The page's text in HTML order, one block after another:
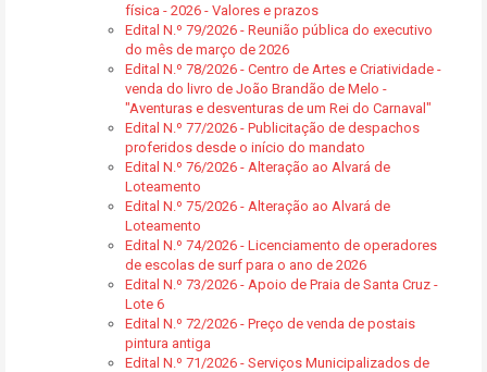
física - 2026 - Valores e prazos
Edital N.º 79/2026 - Reunião pública do executivo
do mês de março de 2026
Edital N.º 78/2026 - Centro de Artes e Criatividade -
venda do livro de João Brandão de Melo -
"Aventuras e desventuras de um Rei do Carnaval"
Edital N.º 77/2026 - Publicitação de despachos
proferidos desde o início do mandato
Edital N.º 76/2026 - Alteração ao Alvará de
Loteamento
Edital N.º 75/2026 - Alteração ao Alvará de
Loteamento
Edital N.º 74/2026 - Licenciamento de operadores
de escolas de surf para o ano de 2026
Edital N.º 73/2026 - Apoio de Praia de Santa Cruz -
Lote 6
Edital N.º 72/2026 - Preço de venda de postais
pintura antiga
Edital N.º 71/2026 - Serviços Municipalizados de